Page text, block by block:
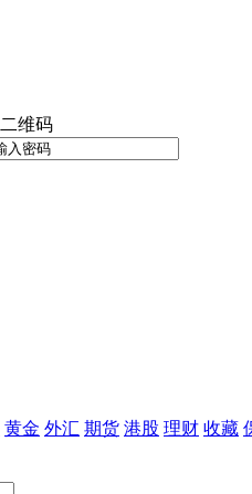
黄金 外汇 期货 港股 理财 收藏